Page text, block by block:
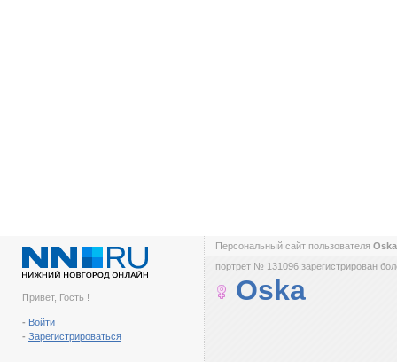
Привет, Гость !
- Войти
- Зарегистрироваться
Персональный сайт пользователя
портрет № 131096 зарегистрирован
Oska